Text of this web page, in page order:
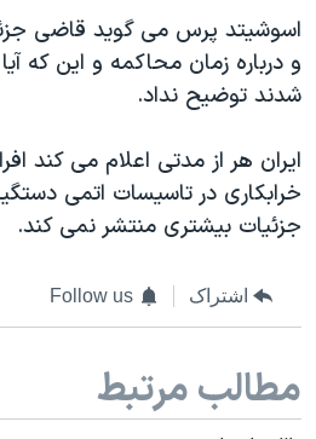
نرگس محمدی برنده جایزه نوبل صلح
همایش محافظه‌کاران آمریکا «سی‌پک»
سفر پرزیدنت ترامپ به چین
اسوشیتد پرس می گوید قاضی
و درباره زمان محاکمه و این که
شدند توضیح نداد.
ایران هر از مدتی اعلام می کند
خرابکاری در تاسیسات اتمی
جزئیات بیشتری منتشر نمی کند.
اشتراک Follow us
مطالب مرتبط